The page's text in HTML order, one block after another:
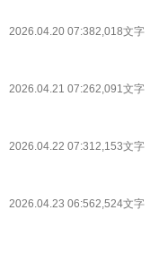
2026.04.20 07:382,018文字
2026.04.21 07:262,091文字
2026.04.22 07:312,153文字
2026.04.23 06:562,524文字